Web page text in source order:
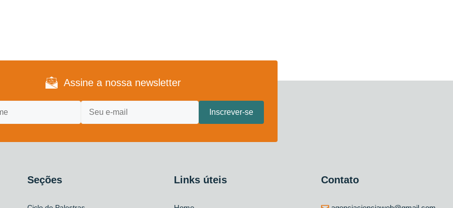
Assine a nossa newsletter
Seções Links úteis Contato